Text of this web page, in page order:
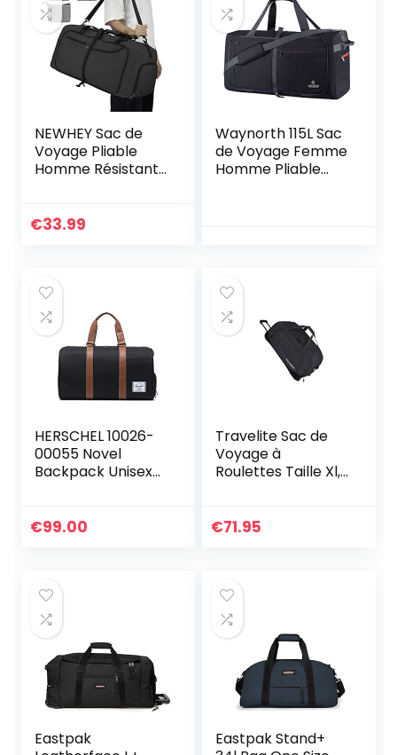
NEWHEY Sac de
Voyage Pliable
Homme Résistant
Camping
€33.99
Waynorth 115L Sac
de Voyage Femme
Homme Pliable
HERSCHEL 10026-
00055 Novel
Backpack Unisex
€99.00
Travelite Sac de
Voyage à
Roulettes Taille Xl,
Voyage Pratique à
Litres
€71.95
Eastpak
Eastpak Stand+